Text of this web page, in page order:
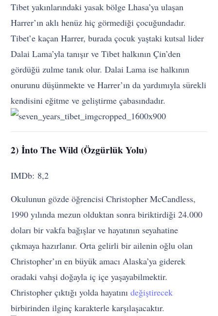
Tibet yakınlarındaki yasak bölge Lhasa’ya ulaşan
Harrer’ın aklı henüz hiç görmediği çocuğundadır.
Tibet’e kaçan Harrer, burada çocuk yaştaki kutsal lider
Dalai Lama’yla tanışır ve Tibet halkının Çin’den
gördüğü zulme tanık olur. Dalai Lama ise halkının
onurunu düşünmekte ve Harrer’ın da yardımıyla sürekli
kendisini eğitme ve geliştirme çabasındadır.
2) İnto The Wild (Özgürlük Yolu)
IMDb: 8,2
Okulunun gözde öğrencisi Christopher McCandless,
1990 yılında mezun olduktan sonra biriktirdiği 24.000
doları bir vakfa bağışlar ve hayatının seyahatine
çıkmaya hazırlanır. Orta gelirli bir ailenin oğlu olan
Christopher’ın en büyük amacı Alaska’ya giderek
oradaki vahşi doğayla iç içe yaşayabilmektir.
Christopher çıktığı yolda hayatınıdeğiştirecek
birbirinden ilginç karakterle karşılaşacaktır.